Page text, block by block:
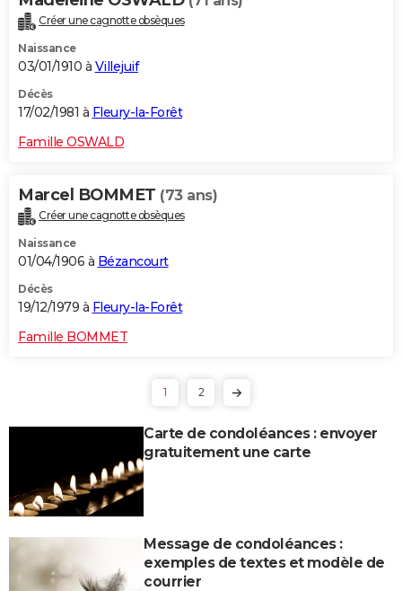
Créer une cagnotte obsèques
Naissance
03/01/1910 à Villejuif
Décès
17/02/1981 à Fleury-la-Forêt
Famille OSWALD
Marcel BOMMET (73 ans)
Créer une cagnotte obsèques
Naissance
01/04/1906 à Bézancourt
Décès
19/12/1979 à Fleury-la-Forêt
Famille BOMMET
1 2
Carte de condoléances : envoyer
gratuitement une carte
Message de condoléances :
exemples de textes et modèle de
courrier